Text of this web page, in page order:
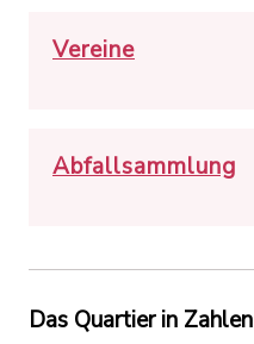
Vereine
Abfallsammlung
Das Quartier in Zahlen